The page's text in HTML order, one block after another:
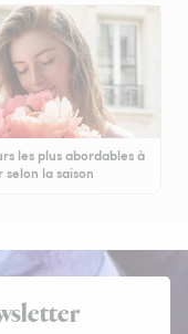
les plus abordables à
selon la saison